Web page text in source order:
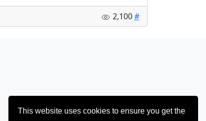
This website uses cookies to ensure you get the
2,100#